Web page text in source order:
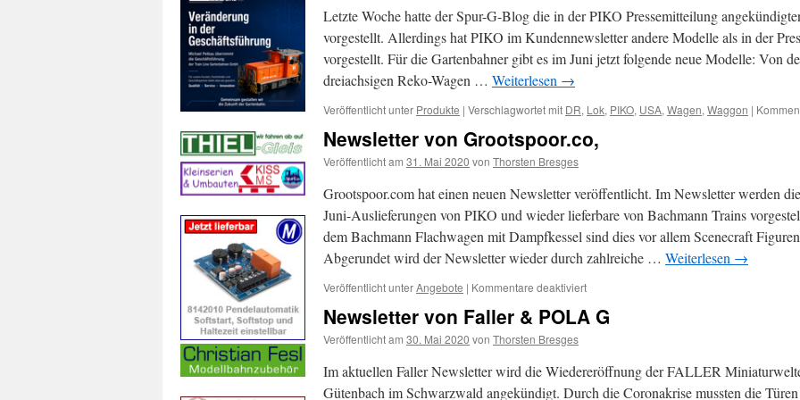
Letzte Woche hatte der Spur-G-Blog die in der PIKO Pressemitteilung
vorgestellt. Allerdings hat PIKO im Kundennewsletter andere Modelle als in der
vorgestellt. Für die Gartenbahner gibt es im Juni jetzt folgende neue Modelle: Von
dreiachsigen Reko-Wagen … Weiterlesen →
Veröffentlicht unter Produkte | Verschlagwortet mit DR, Lok, PIKO, USA, Wagen, Waggon |
Newsletter von Grootspoor.co,
Veröffentlicht am 31. Mai 2020 von Thorsten Bresges
Grootspoor.com hat einen neuen Newsletter veröffentlicht. Im Newsletter werden
Juni-Auslieferungen von PIKO und wieder lieferbare von Bachmann Trains
dem Bachmann Flachwagen mit Dampfkessel sind dies vor allem Scenecraft
Abgerundet wird der Newsletter wieder durch zahlreiche … Weiterlesen →
Veröffentlicht unterAngebote | Kommentare deaktiviertfür
von
Newsletter von Faller & POLA G
Veröffentlicht am 30. Mai 2020 von Thorsten Bresges
Im aktuellen Faller Newsletter wird die Wiedereröffnung der FALLER
Gütenbach im Schwarzwald angekündigt. Durch die Coronakrise mussten die